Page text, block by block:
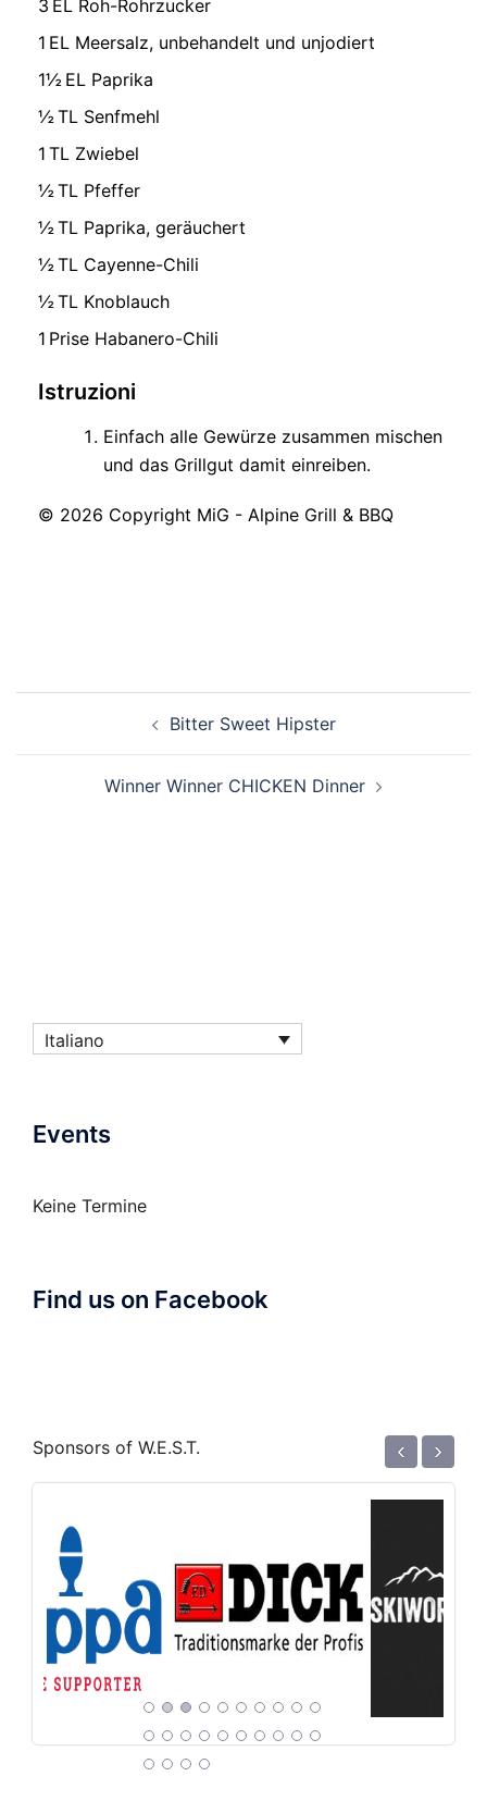
3 EL Roh-Rohrzucker
1 EL Meersalz, unbehandelt und unjodiert
1½ EL Paprika
½ TL Senfmehl
1 TL Zwiebel
½ TL Pfeffer
½ TL Paprika, geräuchert
½ TL Cayenne-Chili
½ TL Knoblauch
1 Prise Habanero-Chili
Istruzioni
Einfach alle Gewürze zusammen mischen
und das Grillgut damit einreiben.
© 2026 Copyright MiG - Alpine Grill & BBQ
Bitter Sweet Hipster
Winner Winner CHICKEN Dinner
Italiano
Events
Keine Termine
Find us on Facebook
Sponsors of W.E.S.T. ‹ ›